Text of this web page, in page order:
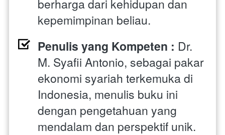
berharga dari kehidupan dan
kepemimpinan beliau.
Penulis yang Kompeten : Dr.
M. Syafii Antonio, sebagai pakar
ekonomi syariah terkemuka di
Indonesia, menulis buku ini
dengan pengetahuan yang
mendalam dan perspektif unik.